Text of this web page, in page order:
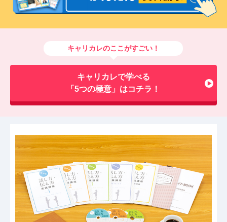
キャリカレのここがすごい！
キャリカレで学べる
「5つの極意」はコチラ！